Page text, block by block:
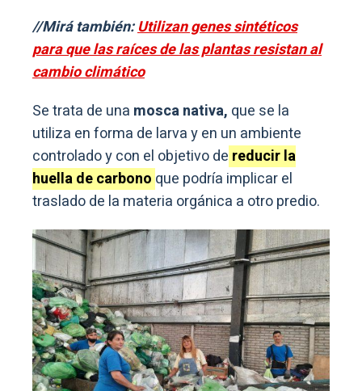
//Mirá también:Utilizan genes sintéticos
para que las raíces de las plantas resistan al
cambio climático
Se trata de una mosca nativa, que se la
utiliza en forma de larva y en un ambiente
controlado y con el objetivo de reducir la
huella de carbono que podría implicar el
traslado de la materia orgánica a otro predio.